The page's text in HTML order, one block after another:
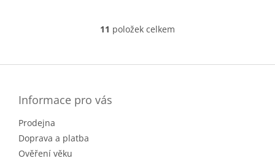
O
á
11 položek celkem
Informace pro vás
Prodejna
Doprava a platba
Ověření věku